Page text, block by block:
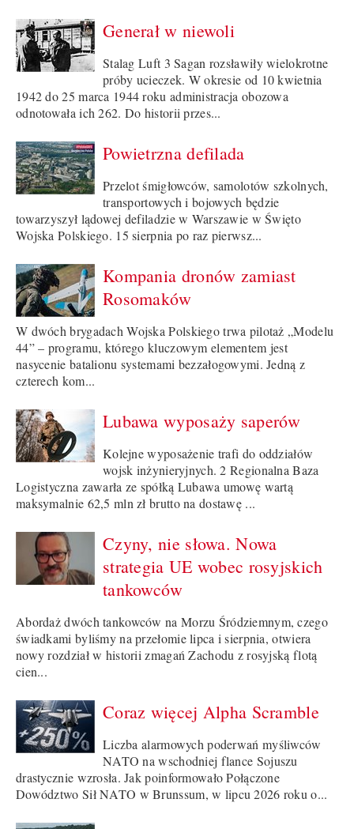
Generał w niewoli
Stalag Luft 3 Sagan rozsławiły wielokrotne
próby ucieczek. W okresie od 10 kwietnia
1942 do 25 marca 1944 roku administracja obozowa
odnotowała ich 262. Do historii przes...
Powietrzna defilada
Przelot śmigłowców, samolotów szkolnych,
transportowych i bojowych będzie
towarzyszył lądowej defiladzie w Warszawie w Święto
Wojska Polskiego. 15 sierpnia po raz pierwsz...
Kompania dronów zamiast
Rosomaków
W dwóch brygadach Wojska Polskiego trwa pilotaż „Modelu
44” – programu, którego kluczowym elementem jest
nasycenie batalionu systemami bezzałogowymi. Jedną z
czterech kom...
Lubawa wyposaży saperów
Kolejne wyposażenie trafi do oddziałów
wojsk inżynieryjnych. 2 Regionalna Baza
Logistyczna zawarła ze spółką Lubawa umowę wartą
maksymalnie 62,5 mln zł brutto na dostawę ...
Czyny, nie słowa. Nowa
strategia UE wobec rosyjskich
tankowców
Abordaż dwóch tankowców na Morzu Śródziemnym, czego
świadkami byliśmy na przełomie lipca i sierpnia, otwiera
nowy rozdział w historii zmagań Zachodu z rosyjską flotą
cien...
Coraz więcej Alpha Scramble
Liczba alarmowych poderwań myśliwców
NATO na wschodniej flance Sojuszu
drastycznie wzrosła. Jak poinformowało Połączone
Dowództwo Sił NATO w Brunssum, w lipcu 2026 roku o...